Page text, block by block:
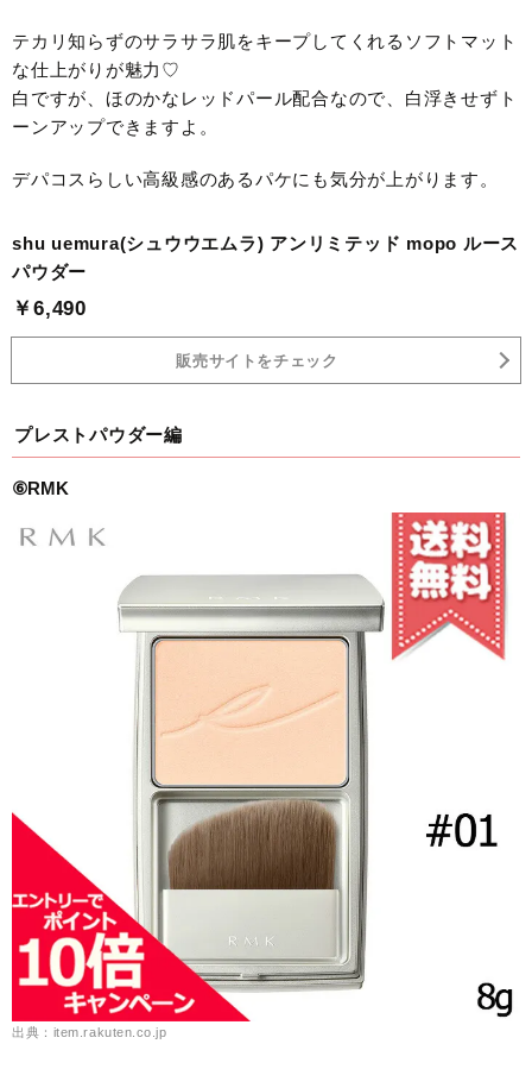
テカリ知らずのサラサラ肌をキープしてくれるソフトマット
な仕上がりが魅力♡
白ですが、ほのかなレッドパール配合なので、白浮きせずト
ーンアップできますよ。
デパコスらしい高級感のあるパケにも気分が上がります。
shu uemura(シュウウエムラ) アンリミテッド mopo ルース
パウダー
￥6,490
販売サイトをチェック
プレストパウダー編
⑥RMK
出典：item.rakuten.co.jp